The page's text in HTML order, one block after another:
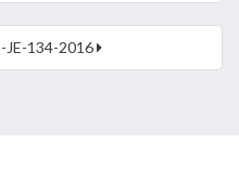
JE-134-2016